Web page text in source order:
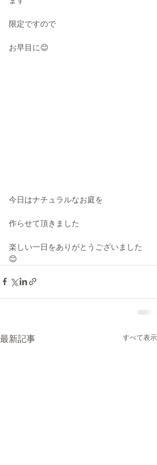
限定ですので
お早目に😊
今日はナチュラルなお庭を
作らせて頂きました
楽しい一日をありがとうございました
😊
最新記事 すべて表示